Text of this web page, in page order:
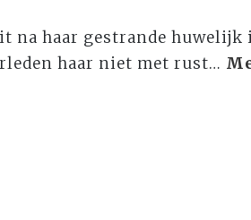
na haar gestrande
haar niet met rust…